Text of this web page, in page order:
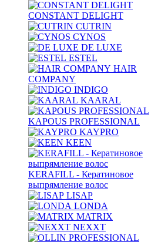
CONSTANT DELIGHT
CUTRIN
CYNOS
DE LUXE
ESTEL
HAIR
COMPANY
INDIGO
KAARAL
KAPOUS PROFESSIONAL
KAYPRO
KEEN
KERAFILL - Кератиновое
выпрямление волос
LISAP
LONDA
MATRIX
NEXXT